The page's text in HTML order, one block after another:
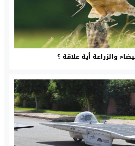
والزراعة أية علاقة ؟